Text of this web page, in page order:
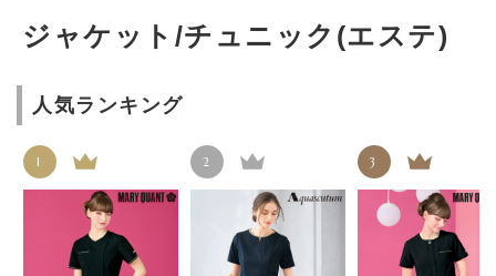
ジャケット/チュニック(エステ)
人気ランキング
1 2 3